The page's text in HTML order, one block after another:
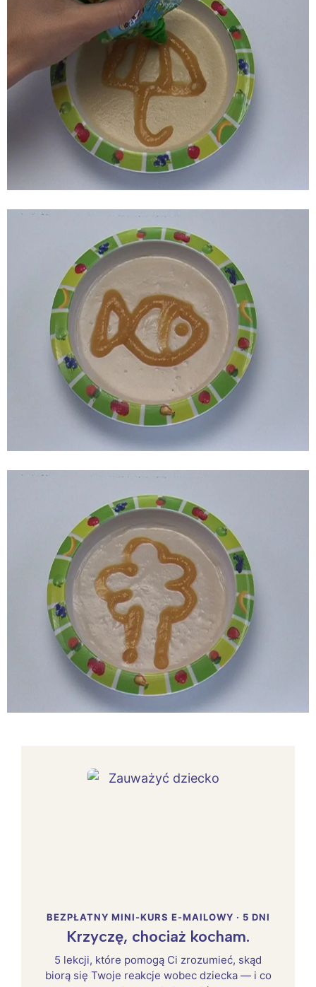
BEZPŁATNY MINI-KURS E-MAILOWY · 5 DNI
Krzyczę, chociaż kocham.
5 lekcji, które pomogą Ci zrozumieć, skąd
biorą się Twoje reakcje wobec dziecka — i co